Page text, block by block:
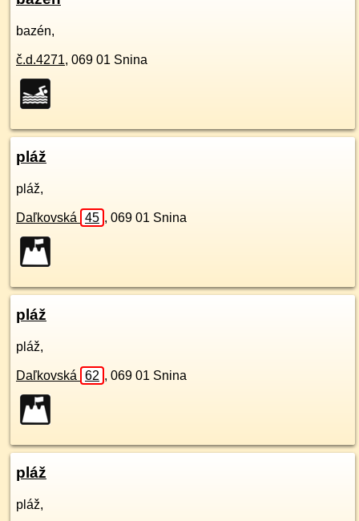
bazén,
č.d.4271, 069 01 Snina
pláž
pláž,
Daľkovská 45 , 069 01 Snina
pláž
pláž,
Daľkovská 62 , 069 01 Snina
pláž
pláž,